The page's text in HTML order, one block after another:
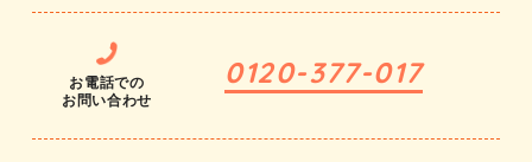
お電話での
お問い合わせ
0120-377-017